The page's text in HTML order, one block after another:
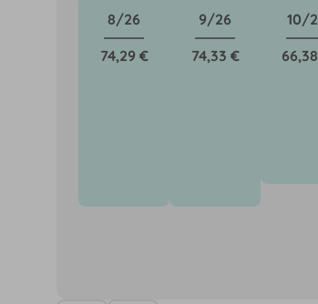
8/26
74,29 €
9/26
74,33 €
10/